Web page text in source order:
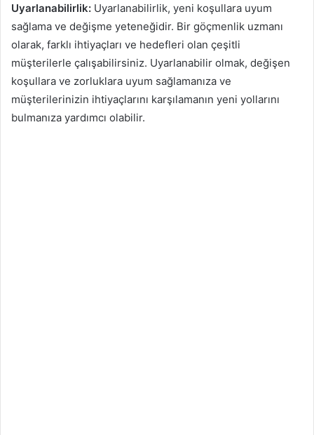
Uyarlanabilirlik: Uyarlanabilirlik, yeni koşullara uyum
sağlama ve değişme yeteneğidir. Bir göçmenlik uzmanı
olarak, farklı ihtiyaçları ve hedefleri olan çeşitli
müşterilerle çalışabilirsiniz. Uyarlanabilir olmak, değişen
koşullara ve zorluklara uyum sağlamanıza ve
müşterilerinizin ihtiyaçlarını karşılamanın yeni yollarını
bulmanıza yardımcı olabilir.